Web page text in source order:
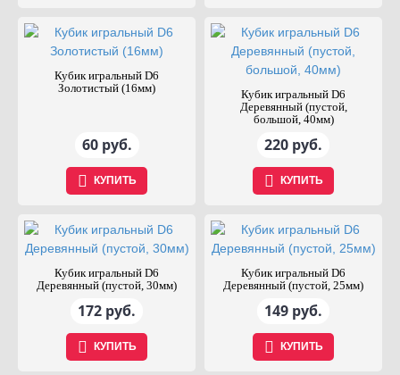
Кубик игральный D6
Золотистый (16мм)
60 руб.
КУПИТЬ
Кубик игральный D6
Деревянный (пустой,
большой, 40мм)
220 руб.
КУПИТЬ
Кубик игральный D6
Деревянный (пустой, 30мм)
172 руб.
КУПИТЬ
Кубик игральный D6
Деревянный (пустой, 25мм)
149 руб.
КУПИТЬ